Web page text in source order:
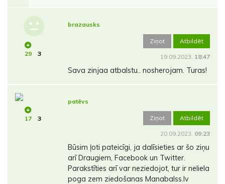
29 3
brazausks
Ziņot Atbildēt
19.09.2023. 18:47
Sava zinjaa atbalstu.. nosherojam. Turas!
17 3
patēvs
Ziņot Atbildēt
20.09.2023. 09:23
Būsim ļoti pateicīgi, ja dalīsieties ar šo ziņu
arī Draugiem, Facebook un Twitter.
Parakstīties arī var neziedojot, tur ir neliela
poga zem ziedošanas Manabalss.lv